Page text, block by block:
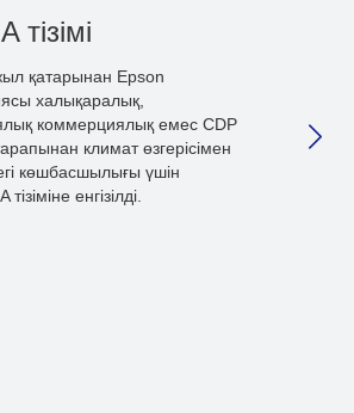
тізімі
қатарынан Epson
халықаралық,
коммерциялық емес CDP
климат өзгерісімен
көшбасшылығы үшін
енгізілді.